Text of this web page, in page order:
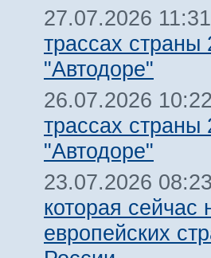
27.07.2026 11:31
трассах
"Автодоре"
26.07.2026 10:22
трассах
"Автодоре"
23.07.2026 08:23
которая сейчас
европейских